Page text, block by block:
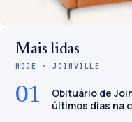
Mais lidas
HOJE · JOINVILLE
01
Obituário de
últimos dias na